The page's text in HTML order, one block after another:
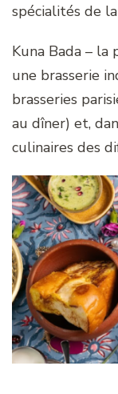
spécialités de
Kuna Bada –
une brasserie
brasseries
au dîner) et,
culinaires des